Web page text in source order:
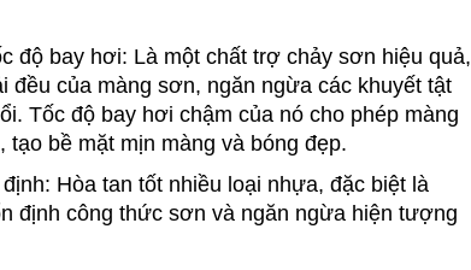
độ bay hơi: Là một chất trợ chảy sơn hiệu quả,
đều của màng sơn, ngăn ngừa các khuyết tật
Tốc độ bay hơi chậm của nó cho phép màng
bề mặt mịn màng và bóng đẹp.
Hòa tan tốt nhiều loại nhựa, đặc biệt là
định công thức sơn và ngăn ngừa hiện tượng